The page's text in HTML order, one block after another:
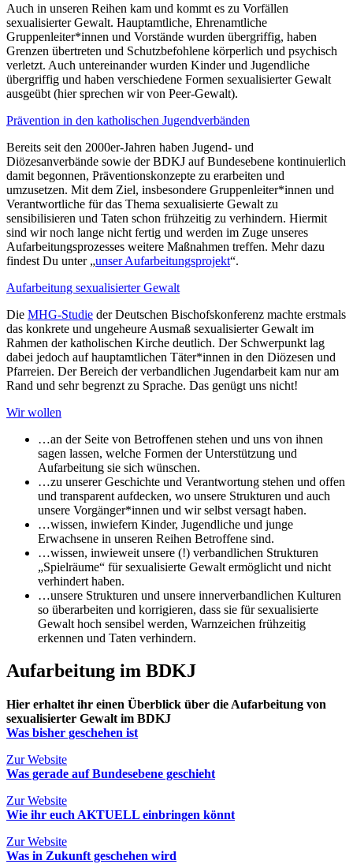
Auch in unseren Reihen kam und kommt es zu Vorfällen
sexualisierter Gewalt. Hauptamtliche, Ehrenamtliche
Gruppenleiter*innen und Vorstände wurden übergriffig, haben
Grenzen übertreten und Schutzbefohlene körperlich und psychisch
verletzt. Auch untereinander wurden Kinder und Jugendliche
übergriffig und haben verschiedene Formen sexualisierter Gewalt
ausgeübt (hier sprechen wir von Peer-Gewalt).
Prävention in den katholischen Jugendverbänden
Bereits seit den 2000er-Jahren haben Jugend- und
Diözesanverbände sowie der BDKJ auf Bundesebene kontinuierlich
damit begonnen, Präventionskonzepte zu erarbeiten und
umzusetzen. Mit dem Ziel, insbesondere Gruppenleiter*innen und
Verantwortliche für das Thema sexualisierte Gewalt zu
sensibilisieren und Taten schon frühzeitig zu verhindern. Hiermit
sind wir noch lange nicht fertig und werden im Zuge unseres
Aufarbeitungsprozesses weitere Maßnahmen treffen. Mehr dazu
findest Du unter „unser Aufarbeitungsprojekt“.
Aufarbeitung sexualisierter Gewalt
Die MHG-Studie der Deutschen Bischofskonferenz machte erstmals
das konkrete und ungeheure Ausmaß sexualisierter Gewalt im
Rahmen der katholischen Kirche deutlich. Der Schwerpunkt lag
dabei jedoch auf hauptamtlichen Täter*innen in den Diözesen und
Pfarreien. Der Bereich der verbandlichen Jugendarbeit kam nur am
Rand und sehr begrenzt zu Sprache. Das genügt uns nicht!
Wir wollen
…an der Seite von Betroffenen stehen und uns von ihnen
sagen lassen, welche Formen der Unterstützung und
Aufarbeitung sie sich wünschen.
…zu unserer Geschichte und Verantwortung stehen und offen
und transparent aufdecken, wo unsere Strukturen und auch
unsere Vorgänger*innen und wir selbst versagt haben.
…wissen, inwiefern Kinder, Jugendliche und junge
Erwachsene in unseren Reihen Betroffene sind.
…wissen, inwieweit unsere (!) verbandlichen Strukturen
„Spielräume“ für sexualisierte Gewalt ermöglicht und nicht
verhindert haben.
…unsere Strukturen und unsere innerverbandlichen Kulturen
so überarbeiten und korrigieren, dass sie für sexualisierte
Gewalt hoch sensibel werden, Warnzeichen frühzeitig
erkennen und Taten verhindern.
Aufarbeitung im BDKJ
Hier erhaltet ihr einen Überblick über die Aufarbeitung von
sexualisierter Gewalt im BDKJ
Was bisher geschehen ist
Zur Website
Was gerade auf Bundesebene geschieht
Zur Website
Wie ihr euch AKTUELL einbringen könnt
Zur Website
Was in Zukunft geschehen wird